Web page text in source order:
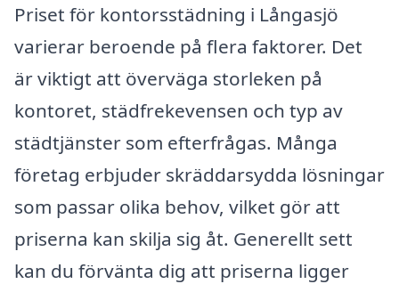
Priset för kontorsstädning i Långasjö
varierar beroende på flera faktorer. Det
är viktigt att överväga storleken på
kontoret, städfrekevensen och typ av
städtjänster som efterfrågas. Många
företag erbjuder skräddarsydda lösningar
som passar olika behov, vilket gör att
priserna kan skilja sig åt. Generellt sett
kan du förvänta dig att priserna ligger